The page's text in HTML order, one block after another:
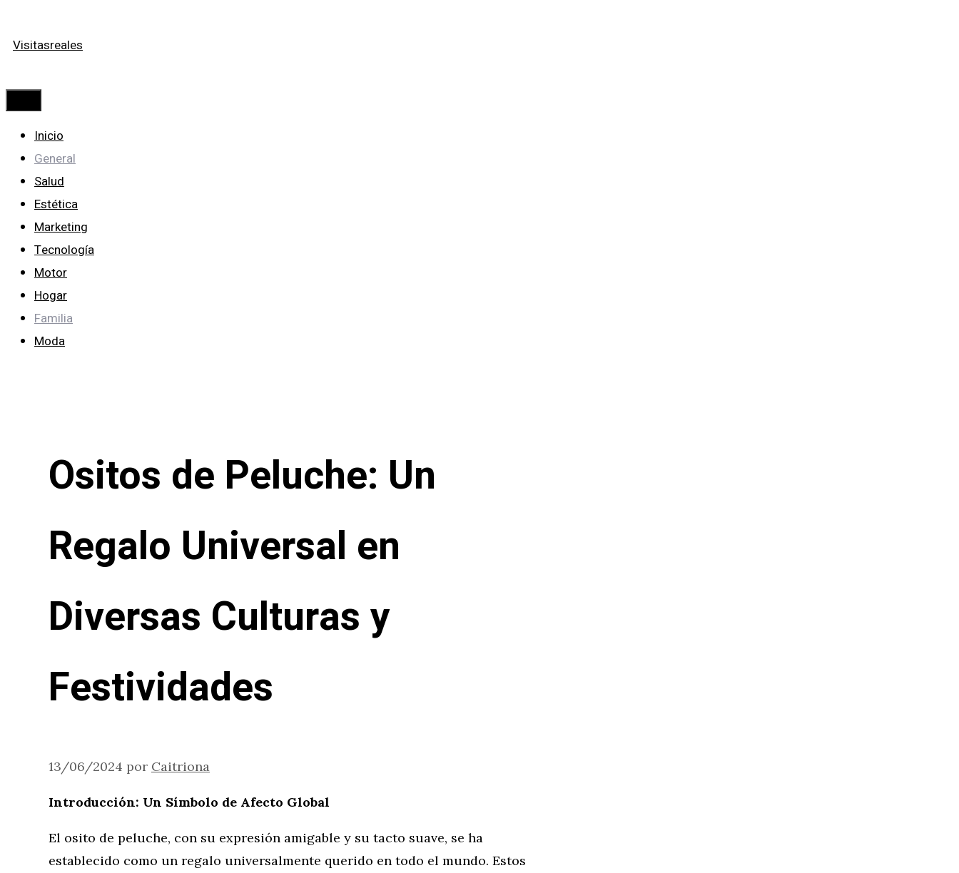
al
Visitasreales
Inicio
General
Salud
Estética
Marketing
Tecnología
Motor
Hogar
Familia
Moda
Ositos de Peluche: Un
Regalo Universal en
Diversas Culturas y
Festividades
13/06/2024 por Caitriona
Introducción: Un Símbolo de Afecto Global
El osito de peluche, con su expresión amigable y su tacto suave, se ha
establecido como un regalo universalmente querido en todo el mundo. Estos